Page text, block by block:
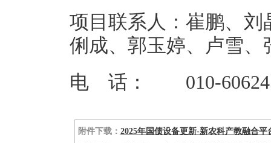
项目联系人：崔鹏、
俐成、郭玉婷、卢雪、
电 话： 010-
附件下载： 2025年国债设备更新-新农科产教融合